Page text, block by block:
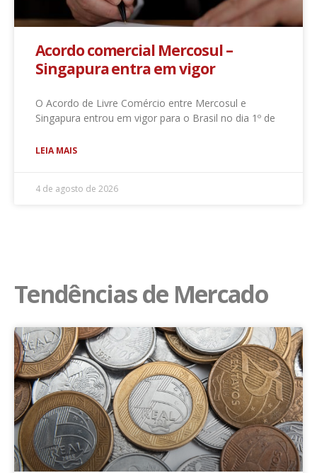
Acordo comercial Mercosul –
Singapura entra em vigor
O Acordo de Livre Comércio entre Mercosul e
Singapura entrou em vigor para o Brasil no dia 1º de
LEIA MAIS
4 de agosto de 2026
Tendências de Mercado